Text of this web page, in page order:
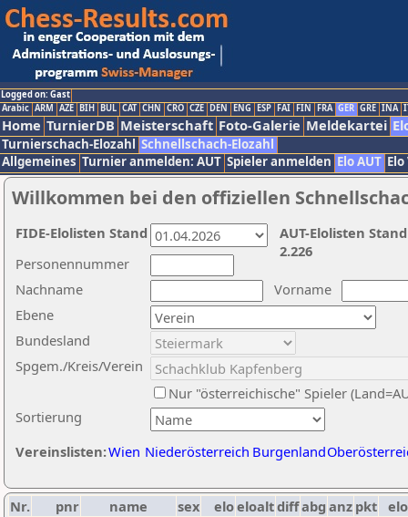
Logged on: Gast
Arabic ARM AZE BIH BUL CAT CHN CRO CZE DEN ENG ESP FAI FIN FRA GER GRE INA
Home TurnierDB Meisterschaft Foto-Galerie Meldekartei
Turnierschach-Elozahl Schnellschach-Elozahl
Allgemeines Turnier anmelden: AUT Spieler anmelden Elo AUT
Willkommen bei den offiziellen
Nachname
Vorname
Ebene
Sortierung
Personennummer
Bundesland
Spgem./Kreis/Verein
Nur "österreichische" Spieler
Vereinslisten:Wien Niederösterreich Burgenland
AUT-Elolisten
2.226
FIDE-Elolisten Stand
Nr. pnr name sex eloeloaltdiffabg anz pkt